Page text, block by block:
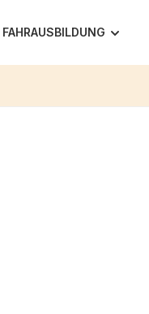
FAHRAUSBILDUNG